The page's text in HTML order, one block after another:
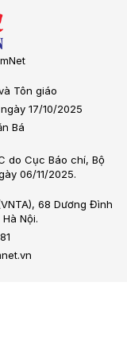
Tôn giáo
17/10/2025
Bá
do Cục Báo chí, Bộ
06/11/2025.
68 Dương Đình
Nội.